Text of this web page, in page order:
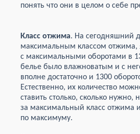
понять что они в целом о себе
Класс отжима. На сегодняшний
максимальным классом отжима,
с максимальными оборотами в
белье было влажноватым и с
вполне достаточно и 1300
Естественно, их количество
ставить столько, сколько нужно,
за максимальный класс отжима и
по максимуму.